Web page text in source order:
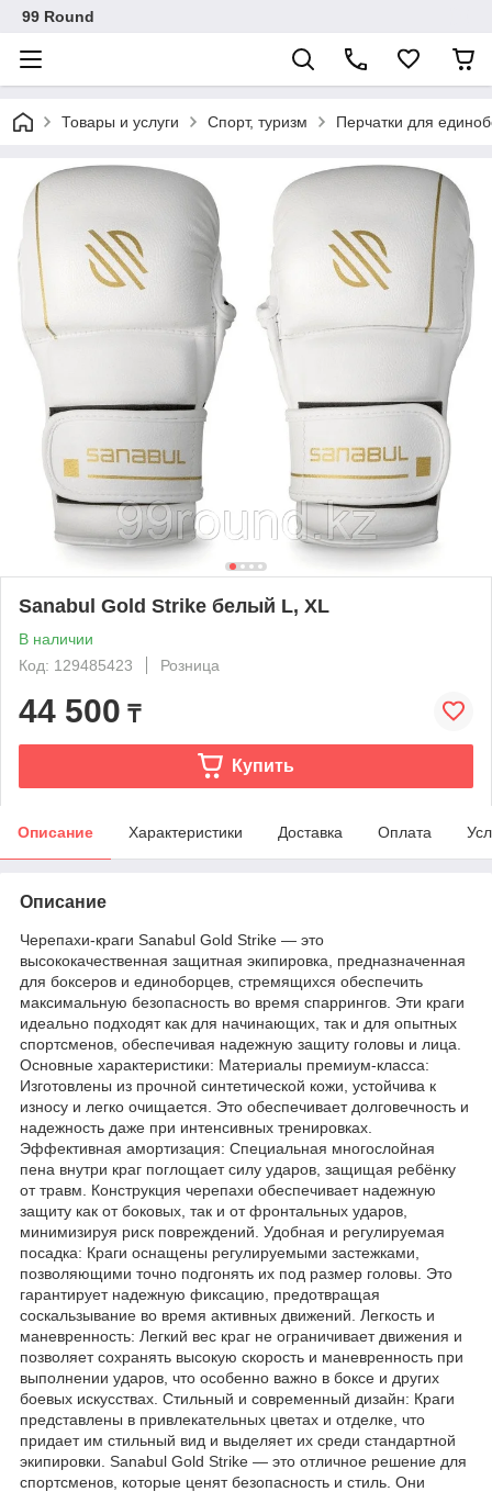
99 Round
Товары и услуги Спорт, туризм Перчатки для
Sanabul Gold Strike белый L, XL
В наличии
Код: 129485423
Розница
44 500 ₸
Купить
Описание Характеристики Доставка Оплата
Описание
Черепахи-краги Sanabul Gold Strike — это
высококачественная защитная экипировка, предназначенная
для боксеров и единоборцев, стремящихся обеспечить
максимальную безопасность во время спаррингов. Эти краги
идеально подходят как для начинающих, так и для опытных
спортсменов, обеспечивая надежную защиту головы и лица.
Основные характеристики: Материалы премиум-класса:
Изготовлены из прочной синтетической кожи, устойчива к
износу и легко очищается. Это обеспечивает долговечность и
надежность даже при интенсивных тренировках.
Эффективная амортизация: Специальная многослойная
пена внутри краг поглощает силу ударов, защищая ребёнку
от травм. Конструкция черепахи обеспечивает надежную
защиту как от боковых, так и от фронтальных ударов,
минимизируя риск повреждений. Удобная и регулируемая
посадка: Краги оснащены регулируемыми застежками,
позволяющими точно подгонять их под размер головы. Это
гарантирует надежную фиксацию, предотвращая
соскальзывание во время активных движений. Легкость и
маневренность: Легкий вес краг не ограничивает движения и
позволяет сохранять высокую скорость и маневренность при
выполнении ударов, что особенно важно в боксе и других
боевых искусствах. Стильный и современный дизайн: Краги
представлены в привлекательных цветах и отделке, что
придает им стильный вид и выделяет их среди стандартной
экипировки. Sanabul Gold Strike — это отличное решение для
спортсменов, которые ценят безопасность и стиль. Они